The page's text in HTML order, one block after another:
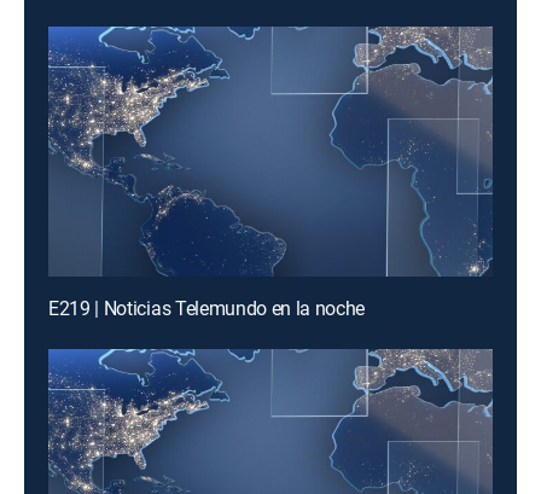
E219 | Noticias Telemundo en la noche